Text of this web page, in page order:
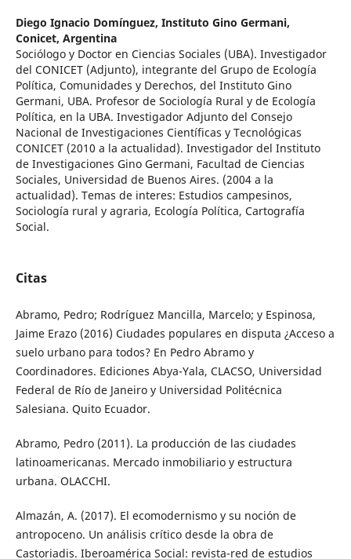
Diego Ignacio Domínguez, Instituto Gino Germani,
Conicet, Argentina
Sociólogo y Doctor en Ciencias Sociales (UBA). Investigador
del CONICET (Adjunto), integrante del Grupo de Ecología
Política, Comunidades y Derechos, del Instituto Gino
Germani, UBA. Profesor de Sociología Rural y de Ecología
Política, en la UBA. Investigador Adjunto del Consejo
Nacional de Investigaciones Científicas y Tecnológicas
CONICET (2010 a la actualidad). Investigador del Instituto
de Investigaciones Gino Germani, Facultad de Ciencias
Sociales, Universidad de Buenos Aires. (2004 a la
actualidad). Temas de interes: Estudios campesinos,
Sociología rural y agraria, Ecología Política, Cartografía
Social.
Citas
Abramo, Pedro; Rodríguez Mancilla, Marcelo; y Espinosa,
Jaime Erazo (2016) Ciudades populares en disputa ¿Acceso a
suelo urbano para todos? En Pedro Abramo y
Coordinadores. Ediciones Abya-Yala, CLACSO, Universidad
Federal de Río de Janeiro y Universidad Politécnica
Salesiana. Quito Ecuador.
Abramo, Pedro (2011). La producción de las ciudades
latinoamericanas. Mercado inmobiliario y estructura
urbana. OLACCHI.
Almazán, A. (2017). El ecomodernismo y su noción de
antropoceno. Un análisis crítico desde la obra de
Castoriadis. Iberoamérica Social: revista-red de estudios